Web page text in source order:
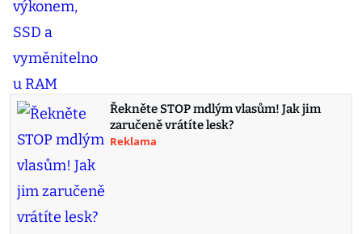
Řekněte STOP mdlým vlasům! Jak jim
zaručeně vrátíte lesk?
Reklama